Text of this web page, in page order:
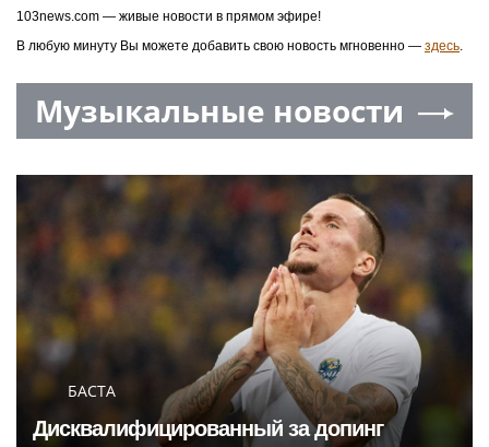
103news.com — живые новости в прямом эфире!
В любую минуту Вы можете добавить свою новость мгновенно — здесь.
Музыкальные новости
БАСТА
Дисквалифицированный за допинг